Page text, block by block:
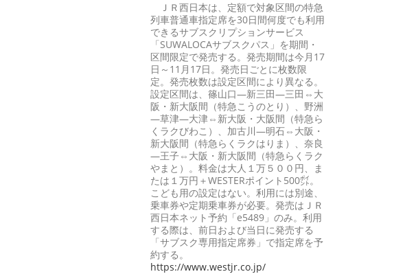
ＪＲ西日本は、定額で対象区間の特急
列車普通車指定席を30日間何度でも利用
できるサブスクリプションサービス
「SUWALOCAサブスクパス」を期間・
区間限定で発売する。発売期間は今月17
日～11月17日。発売日ごとに枚数限
定。発売枚数は設定区間により異なる。
設定区間は、篠山口―新三田―三田⇔大
阪・新大阪間（特急こうのとり）、野洲
―草津―大津⇔新大阪・大阪間（特急ら
くラクびわこ）、加古川―明石⇔大阪・
新大阪間（特急らくラクはりま）、奈良
―王子⇔大阪・新大阪間（特急らくラク
やまと）。料金は大人１万５００円、ま
たは１万円＋WESTERポイント500㌽。
こども用の設定はない。利用には別途、
乗車券や定期乗車券が必要。発売はＪＲ
西日本ネット予約「e5489」のみ。利用
する際は、前日および当日に発売する
「サブスク専用指定席券」で指定席を予
約する。
https://www.westjr.co.jp/